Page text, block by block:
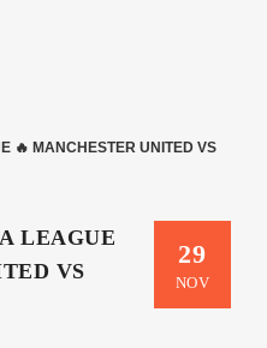
29
NOV
LEAGUE
VS